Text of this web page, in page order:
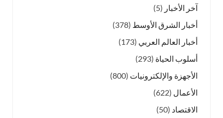
آخر الأخبار (5)
أخبار الشرق الأوسط (378)
أخبار العالم العربي (173)
أسلوب الحياة (293)
الأجهزة والإلكترونيات (800)
الأعمال (622)
الاقتصاد (50)